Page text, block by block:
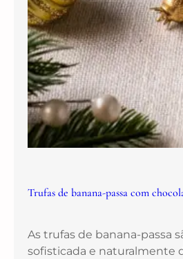
Trufas de banana-passa com
As trufas de banana-passa
sofisticada e naturalmente